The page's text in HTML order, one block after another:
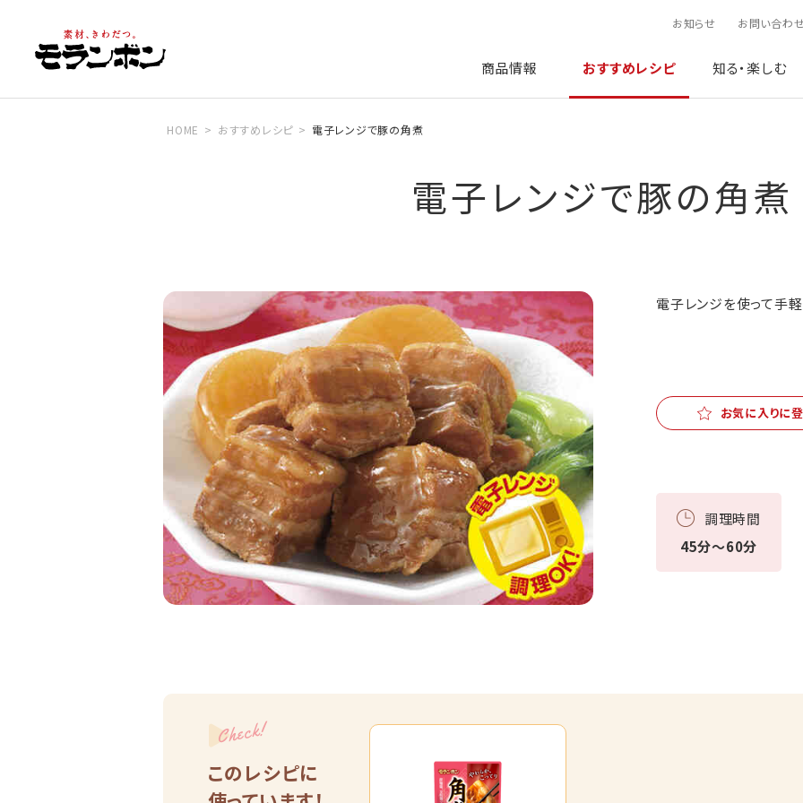
お知らせ お問い合わ
商品情報 おすすめレシピ 知る・楽しむ
HOME おすすめレシピ 電子レンジで豚の角煮
電子レンジで豚の角煮
電子レンジを使って手
お気に入りに
調理時間
45分～60分
Check!
このレシピに